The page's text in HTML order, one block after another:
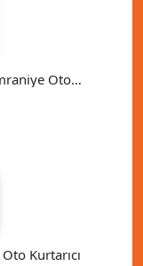
Oto
Kurtarıcı